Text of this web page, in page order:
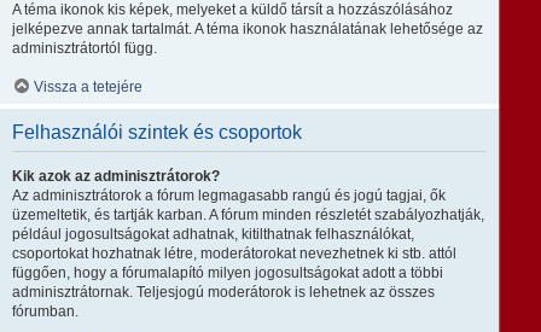
A téma ikonok kis képek, melyeket a küldő társít a hozzászólásához
jelképezve annak tartalmát. A téma ikonok használatának lehetősége az
adminisztrátortól függ.
Vissza a tetejére
Felhasználói szintek és csoportok
Kik azok az adminisztrátorok?
Az adminisztrátorok a fórum legmagasabb rangú és jogú tagjai, ők
üzemeltetik, és tartják karban. A fórum minden részletét szabályozhatják,
például jogosultságokat adhatnak, kitilthatnak felhasználókat,
csoportokat hozhatnak létre, moderátorokat nevezhetnek ki stb. attól
függően, hogy a fórumalapító milyen jogosultságokat adott a többi
adminisztrátornak. Teljesjogú moderátorok is lehetnek az összes
fórumban.